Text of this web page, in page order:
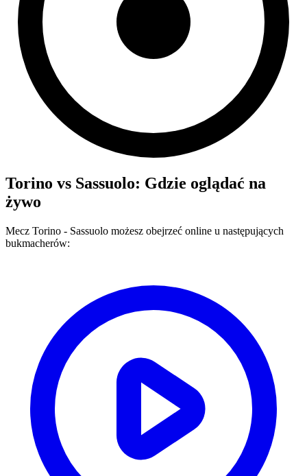
Torino vs Sassuolo: Gdzie oglądać na
żywo
Mecz Torino - Sassuolo możesz obejrzeć online u następujących
bukmacherów: